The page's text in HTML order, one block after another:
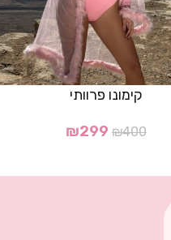
קימונו פרוותי
₪400
₪299